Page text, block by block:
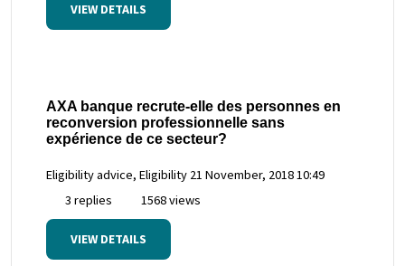
VIEW DETAILS
AXA banque recrute-elle des personnes en
reconversion professionnelle sans
expérience de ce secteur?
Eligibility advice, Eligibility 21 November, 2018 10:49
3 replies
1568 views
VIEW DETAILS